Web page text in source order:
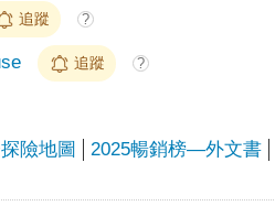
追蹤 ?
追蹤 ?
險地圖 2025暢銷榜—外文書